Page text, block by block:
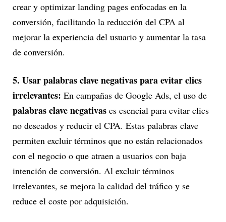
crear y optimizar landing pages enfocadas en la
conversión, facilitando la reducción del CPA al
mejorar la experiencia del usuario y aumentar la tasa
de conversión.
5. Usar palabras clave negativas para evitar clics
irrelevantes: En campañas de Google Ads, el uso de
palabras clave negativas es esencial para evitar clics
no deseados y reducir el CPA. Estas palabras clave
permiten excluir términos que no están relacionados
con el negocio o que atraen a usuarios con baja
intención de conversión. Al excluir términos
irrelevantes, se mejora la calidad del tráfico y se
reduce el coste por adquisición.